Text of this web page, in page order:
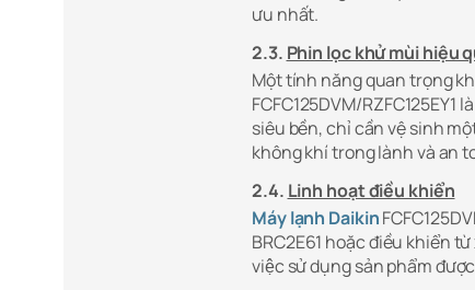
ưu nhất.
2.3. Phin lọc khử mùi hiệu
Một tính năng quan trọng
FCFC125DVM/
siêu bền, chỉ cần vệ sinh
không khí trong lành và an
2.4. Linh hoạt điều khiển
Máy lạnh Daikin
BRC2E61 hoặc điều khiển
việc sử dụng sản phẩm